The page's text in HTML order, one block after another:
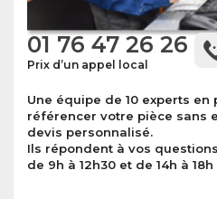
01 76 47 26 26
Prix d’un appel local
Une équipe de 10 experts
référencer votre pièce sans
devis personnalisé.
Ils répondent à vos
de 9h à 12h30 et de 14h à